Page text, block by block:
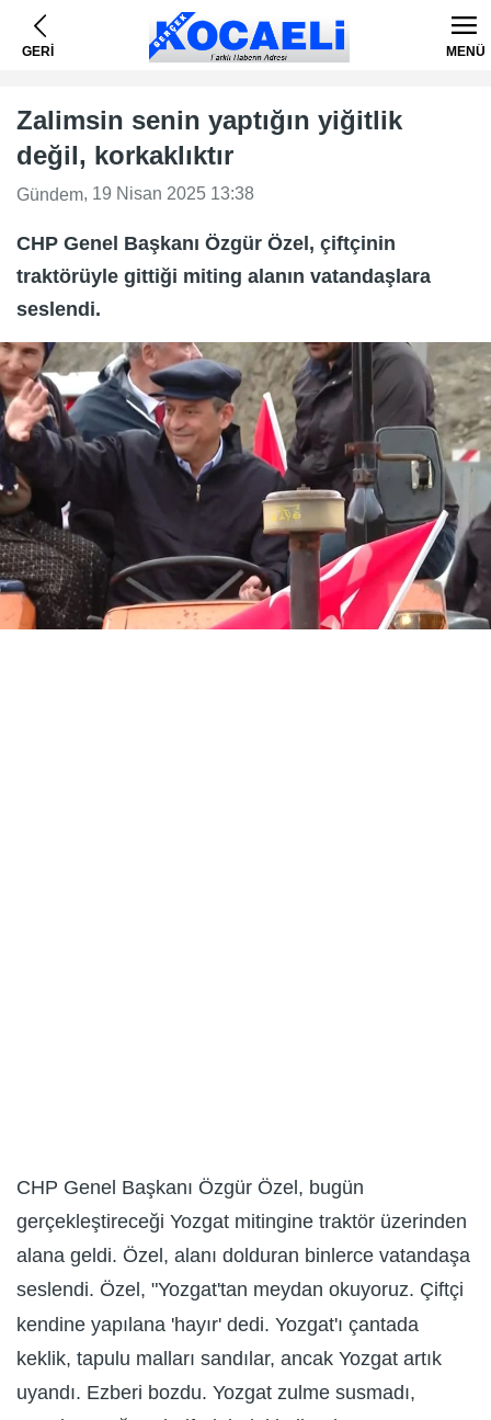
GERİ MENÜ
Zalimsin senin yaptığın yiğitlik
değil, korkaklıktır
Gündem, 19 Nisan 2025 13:38
CHP Genel Başkanı Özgür Özel, çiftçinin
traktörüyle gittiği miting alanın vatandaşlara
seslendi.
CHP Genel Başkanı Özgür Özel, bugün
gerçekleştireceği Yozgat mitingine traktör üzerinden
alana geldi. Özel, alanı dolduran binlerce vatandaşa
seslendi. Özel, "Yozgat'tan meydan okuyoruz. Çiftçi
kendine yapılana 'hayır' dedi. Yozgat'ı çantada
keklik, tapulu malları sandılar, ancak Yozgat artık
uyandı. Ezberi bozdu. Yozgat zulme susmadı,